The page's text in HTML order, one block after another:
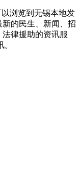
浏览到无锡本地发
的民生、新闻、招
律援助的资讯服